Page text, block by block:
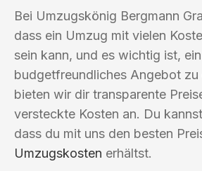
Bei Umzugskönig Bergmann
dass ein Umzug mit vielen
sein kann, und es wichtig ist, ein
budgetfreundliches Angebot zu
bieten wir dir transparente
versteckte Kosten an. Du
dass du mit uns den besten
Umzugskosten erhältst.